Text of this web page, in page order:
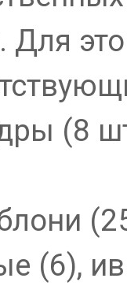
Для
(8
(6),